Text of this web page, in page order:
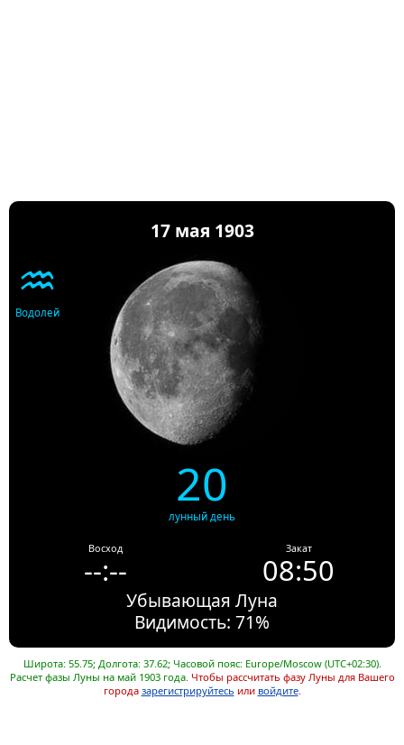
17 мая 1903
♒
Водолей
20
лунный день
Восход
--:--
Закат
08:50
Убывающая Луна
Видимость: 71%
Широта: 55.75; Долгота: 37.62; Часовой пояс: Europe/Moscow (UTC+02:30).
Расчет фазы Луны на май 1903 года. Чтобы рассчитать фазу Луны для Вашего
города зарегистрируйтесь или войдите.